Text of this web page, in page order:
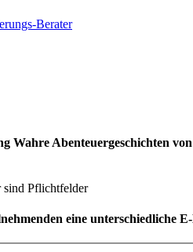
Berater
Wahre Abenteuergeschichten
sind Pflichtfelder
eine unterschiedliche